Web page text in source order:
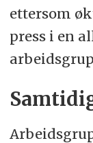
ettersom
press i en